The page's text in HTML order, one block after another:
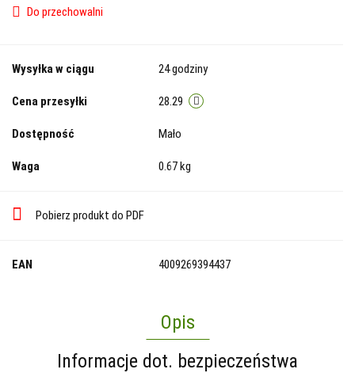
Do przechowalni
Wysyłka w ciągu 24 godziny
Cena przesyłki 28.29
Dostępność Mało
Waga 0.67 kg
Pobierz produkt do PDF
EAN 4009269394437
Opis
Informacje dot. bezpieczeństwa